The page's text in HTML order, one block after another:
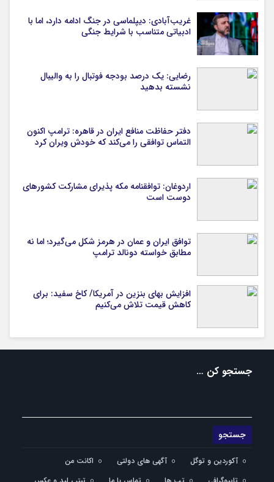
غریب‌آبادی: دیپلماسی در جنگ ادامه دارد، اما با
ادبیاتی متناسب با شرایط جنگی
رضایی: یک درصد بودجه فوتبال را به والیبال
نشسته بدهید
دفتر حفاظت منافع ایران در قاهره: ترامپ اکنون
التماس توافقی را می‌کند که خودش ویران کرد
اردوغان: توافقنامه مکه پذیرای مشارکت کشورهای
دوست است
توافق ایران و عمان در هرمز شکل می‌گیرد؛ اما نه
مطابق خواسته دونالد ترامپ
افزایش بهای بنزین در آمریکا/ کاخ سفید: برای
کاهش قیمت تلاش می‌کنیم
جستجو کن …
آکوردین و توگل آگهی های دولتی
اکانت من